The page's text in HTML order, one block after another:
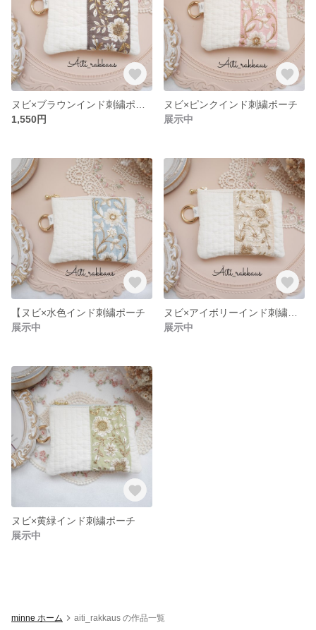
1,550円
ヌビ×ピンクインド刺繍ポーチ
展示中
【ヌビ×水色インド刺繍ポーチ
展示中
展示中
ヌビ×黄緑インド刺繍ポーチ
展示中
minne ホーム aiti_rakkaus の作品一覧